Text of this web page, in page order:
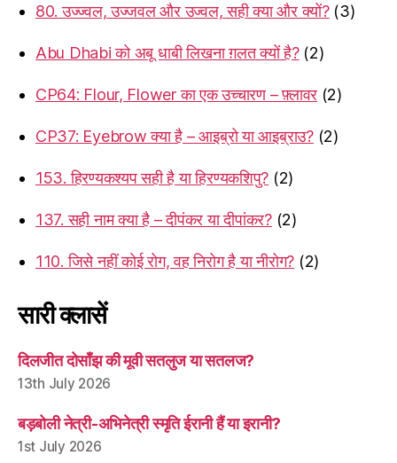
80. उज्ज्वल, उज्जवल और उज्वल, सही क्या और क्यों? (3)
Abu Dhabi को अबू धाबी लिखना ग़लत क्यों है? (2)
CP64: Flour, Flower का एक उच्चारण – फ़्लावर (2)
CP37: Eyebrow क्या है – आइब्रो या आइब्राउ? (2)
153. हिरण्यकश्यप सही है या हिरण्यकशिपु? (2)
137. सही नाम क्या है – दीपंकर या दीपांकर? (2)
110. जिसे नहीं कोई रोग, वह निरोग है या नीरोग? (2)
सारी क्लासें
दिलजीत दोसाँझ की मूवी सतलुज या सतलज?
13th July 2026
बड़बोली नेत्री-अभिनेत्री स्मृति ईरानी हैं या इरानी?
1st July 2026